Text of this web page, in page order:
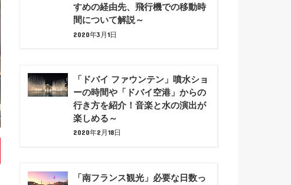
すめの経由先、飛行機での移動時
間について解説～
2020年3月1日
「ドバイ ファウンテン」噴水ショ
ーの時間や「ドバイ空港」からの
行き方を紹介！音楽と水の演出が
楽しめる～
2020年2月18日
「南フランス観光」必要な日数っ